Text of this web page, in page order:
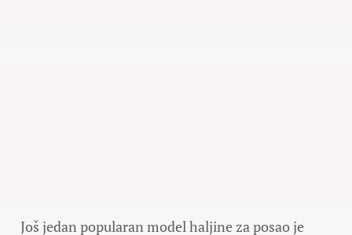
Još jedan popularan model haljine za posao je